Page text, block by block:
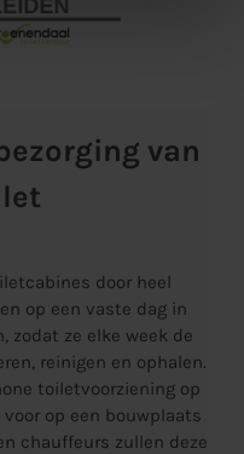
van
door heel
op een vaste dag in
zodat ze elke week de
reinigen en ophalen.
toiletvoorziening op
op een bouwplaats
chauffeurs zullen deze